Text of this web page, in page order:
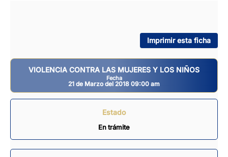
Imprimir esta ficha
VIOLENCIA CONTRA LAS MUJERES Y LOS NIÑOS
Fecha
21 de Marzo del 2018 09:00 am
Estado
En trámite